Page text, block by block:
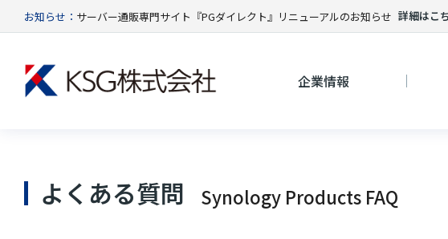
お知らせ： サーバー通販専門サイト『PGダイレクト』リニューアルのお知らせ 詳細はこ
企業情報
よくある質問 Synology Products FAQ